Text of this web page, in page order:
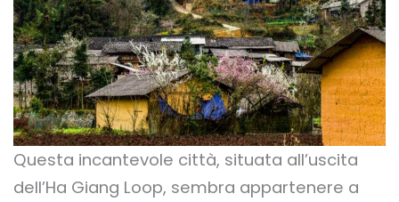
Questa incantevole città, situata all’uscita
dell’Ha Giang Loop, sembra appartenere a